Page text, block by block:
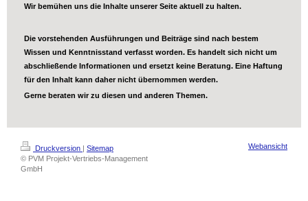
Wir bemühen uns die Inhalte unserer Seite aktuell zu halten.
Die vorstehenden Ausführungen und Beiträge sind nach bestem
Wissen und Kenntnisstand verfasst worden. Es handelt sich nicht um
abschließende Informationen und ersetzt keine Beratung. Eine Haftung
für den Inhalt kann daher nicht übernommen werden.
Gerne beraten wir zu diesen und anderen Themen.
Druckversion
Sitemap
© PVM Projekt-Vertriebs-Management
GmbH
Webansicht